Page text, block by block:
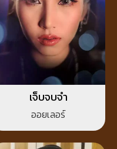
เจ็บจบจำ
ออยเลอร์